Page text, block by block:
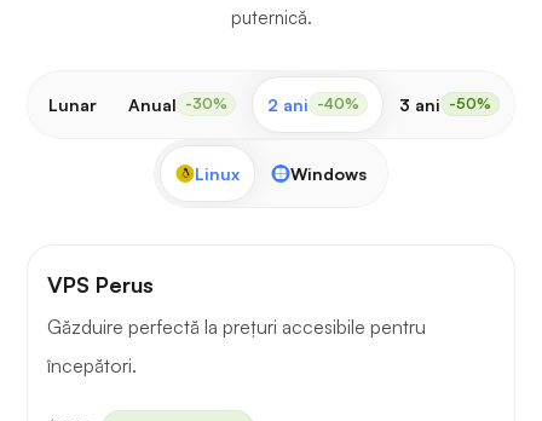
puternică.
Lunar Anual -30% 2 ani -40% 3 ani -50%
Linux Windows
VPS Perus
Găzduire perfectă la prețuri accesibile pentru
începători.